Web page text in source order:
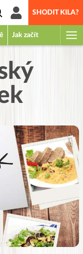
SHODIT KILA?
Jak začít